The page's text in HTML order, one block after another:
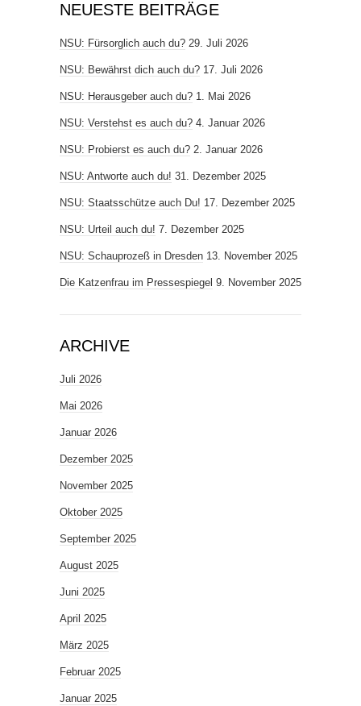
NEUESTE BEITRÄGE
NSU: Fürsorglich auch du? 29. Juli 2026
NSU: Bewährst dich auch du? 17. Juli 2026
NSU: Herausgeber auch du? 1. Mai 2026
NSU: Verstehst es auch du? 4. Januar 2026
NSU: Probierst es auch du? 2. Januar 2026
NSU: Antworte auch du! 31. Dezember 2025
NSU: Staatsschütze auch Du! 17. Dezember 2025
NSU: Urteil auch du! 7. Dezember 2025
NSU: Schauprozeß in Dresden 13. November 2025
Die Katzenfrau im Pressespiegel 9. November 2025
ARCHIVE
Juli 2026
Mai 2026
Januar 2026
Dezember 2025
November 2025
Oktober 2025
September 2025
August 2025
Juni 2025
April 2025
März 2025
Februar 2025
Januar 2025